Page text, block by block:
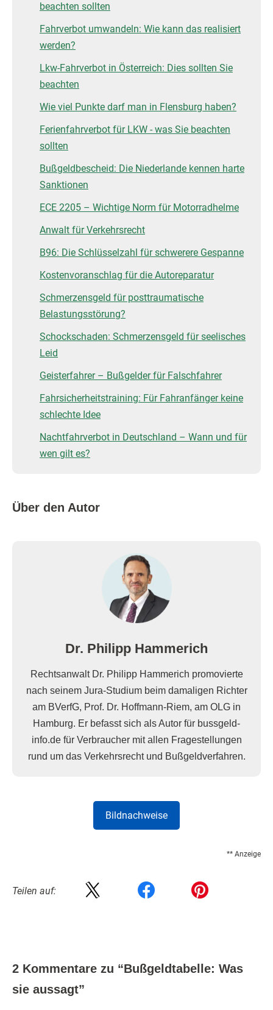
beachten sollten
Fahrverbot umwandeln: Wie kann das realisiert
werden?
Lkw-Fahrverbot in Österreich: Dies sollten Sie
beachten
Wie viel Punkte darf man in Flensburg haben?
Ferienfahrverbot für LKW - was Sie beachten
sollten
Bußgeldbescheid: Die Niederlande kennen harte
Sanktionen
ECE 2205 – Wichtige Norm für Motorradhelme
Anwalt für Verkehrsrecht
B96: Die Schlüsselzahl für schwerere Gespanne
Kostenvoranschlag für die Autoreparatur
Schmerzensgeld für posttraumatische
Belastungsstörung?
Schockschaden: Schmerzensgeld für seelisches
Leid
Geisterfahrer – Bußgelder für Falschfahrer
Fahrsicherheitstraining: Für Fahranfänger keine
schlechte Idee
Nachtfahrverbot in Deutschland – Wann und für
wen gilt es?
Über den Autor
Dr. Philipp Hammerich
Rechtsanwalt Dr. Philipp Hammerich promovierte
nach seinem Jura-Studium beim damaligen Richter
am BVerfG, Prof. Dr. Hoffmann-Riem, am OLG in
Hamburg. Er befasst sich als Autor für bussgeld-
info.de für Verbraucher mit allen Fragestellungen
rund um das Verkehrsrecht und Bußgeldverfahren.
Bildnachweise
** Anzeige
Teilen auf:
2 Kommentare zu “Bußgeldtabelle: Was
sie aussagt”